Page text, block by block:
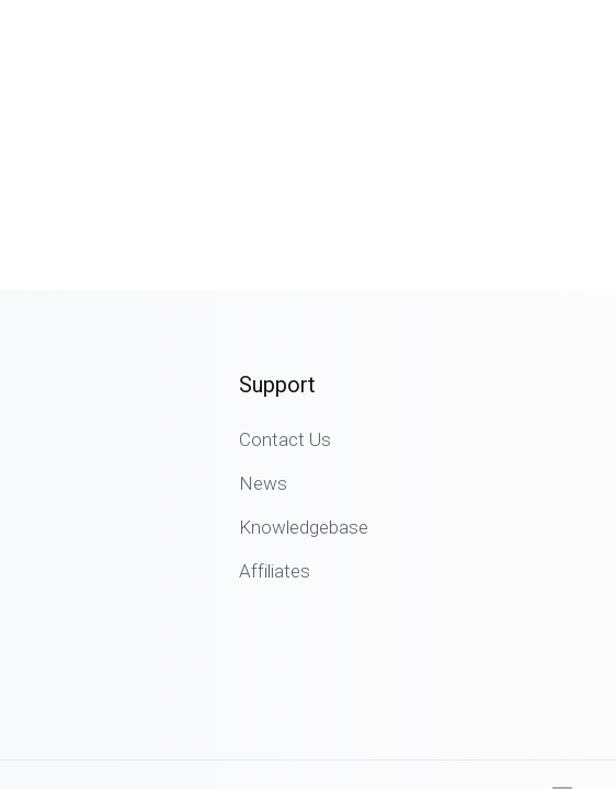
Support
Contact Us
News
Knowledgebase
Affiliates